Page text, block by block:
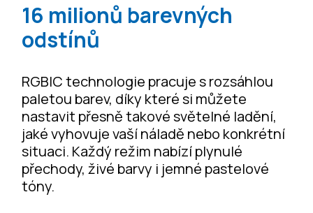
16 milionů barevných
odstínů
RGBIC technologie pracuje s rozsáhlou
paletou barev, díky které si můžete
nastavit přesně takové světelné ladění,
jaké vyhovuje vaší náladě nebo konkrétní
situaci. Každý režim nabízí plynulé
přechody, živé barvy i jemné pastelové
tóny.